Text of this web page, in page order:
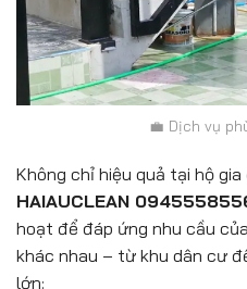
💼 Dịch vụ
Không chỉ hiệu quả tại hộ
HAIAUCLEAN
hoạt để đáp ứng nhu cầu
khác nhau – từ khu dân cư
lớn: